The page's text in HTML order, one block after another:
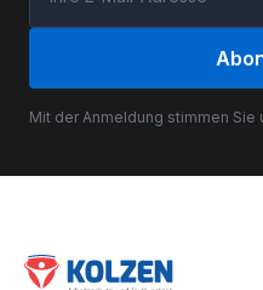
Mit der Anmeldung stimmen Sie